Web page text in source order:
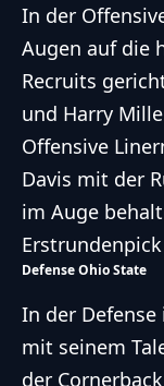
In der
Augen auf die
Recruits
und Harry
Offensive
Davis mit der
im Auge
Defense Ohio State
In der Defense
mit seinem
der